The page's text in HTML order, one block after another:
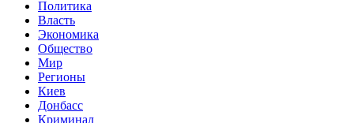
Политика
Власть
Экономика
Общество
Мир
Регионы
Киев
Донбасс
Криминал